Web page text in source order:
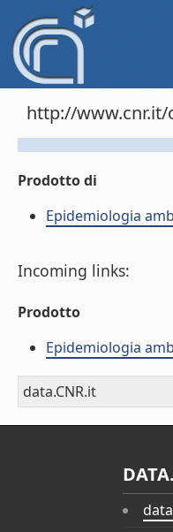
http://
Prodotto di
Epidemiologia
Incoming links:
Prodotto
Epidemiologia
data.CNR.it